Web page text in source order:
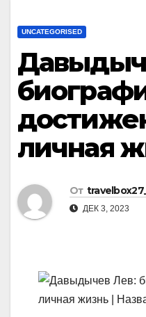
UNCATEGORISED
личная
От
ДЕК 3, 2023